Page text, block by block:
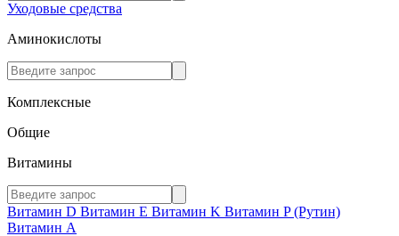
Уходовые средства
Аминокислоты
Комплексные
Общие
Витамины
Витамин D Витамин E Витамин K Витамин P (Рутин)
Витамин А